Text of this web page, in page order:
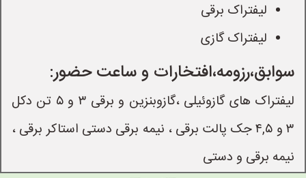
لیفتراک برقی
لیفتراک گازی
سوابق،رزومه،افتخارات و ساعت حضور:
لیفتراک های گازوئیلی ،گازوبنزین و برقی ۳ و ۵ تن دکل
۳ و ۴,۵ جک پالت برقی ، نیمه برقی دستی استاکر برقی ،
نیمه برقی و دستی